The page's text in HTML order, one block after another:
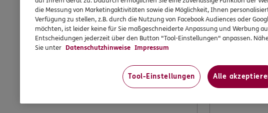
Möchten Sie dabei
mithelfen, ERGO weiter
zu verbessern? Machen
Kundenwerkstatt.
die Messung von Marketingaktivitäten sowie die Möglichkeit, Ihnen
Verfügung zu stellen, z.B. durch die Nutzung von Facebook Audiences oder
möchten, ist leider keine für Sie maßgeschneiderte Anpassung und Werbung
Entscheidungen jederzeit über den Button "Tool-Einstellungen" anpassen.
Sie unter Datenschutzhinweise Impressum
Tool-Einstellungen Alle